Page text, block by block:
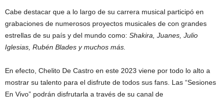
Cabe destacar que a lo largo de su carrera musical participó en
grabaciones de numerosos proyectos musicales de con grandes
estrellas de su país y del mundo como: Shakira, Juanes, Julio
Iglesias, Rubén Blades y muchos más.
En efecto, Chelito De Castro en este 2023 viene por todo lo alto a
mostrar su talento para el disfrute de todos sus fans. Las “Sesiones
En Vivo” podrán disfrutarla a través de su canal de